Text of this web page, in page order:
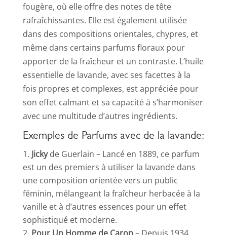
fougère, où elle offre des notes de tête
rafraîchissantes. Elle est également utilisée
dans des compositions orientales, chypres, et
même dans certains parfums floraux pour
apporter de la fraîcheur et un contraste. L’huile
essentielle de lavande, avec ses facettes à la
fois propres et complexes, est appréciée pour
son effet calmant et sa capacité à s’harmoniser
avec une multitude d’autres ingrédients.
Exemples de Parfums avec de la lavande:
Jickyde Guerlain – Lancé en 1889, ce parfum
est un des premiers à utiliser la lavande dans
une composition orientée vers un public
féminin, mélangeant la fraîcheur herbacée à la
vanille et à d’autres essences pour un effet
sophistiqué et moderne.